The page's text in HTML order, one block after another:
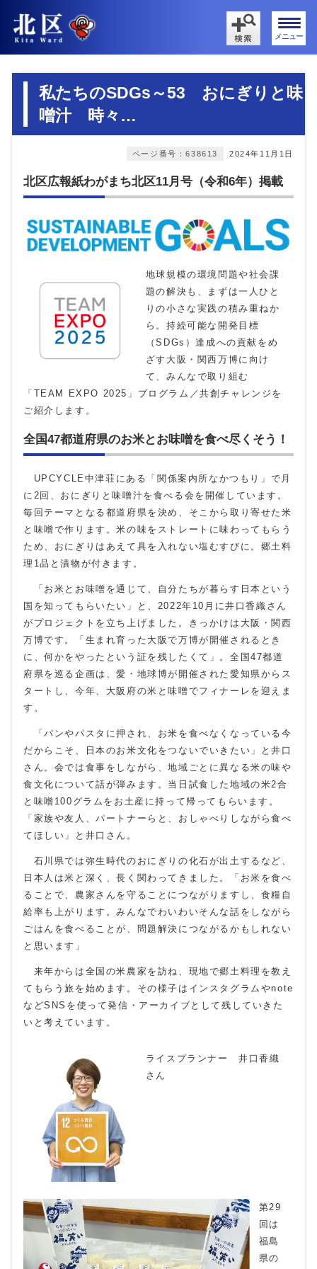
メニュー
私たちのSDGs～53 おにぎりと味
噌汁 時々…
2024年11月1日
ページ番号：638613
北区広報紙わがまち北区11月号（令和6年）掲載
地球規模の環境問題や社会課
題の解決も、まずは一人ひと
りの小さな実践の積み重ねか
ら。持続可能な開発目標
（SDGs）達成への貢献をめ
ざす大阪・関西万博に向け
て、みんなで取り組む
「TEAM EXPO 2025」プログラム／共創チャレンジを
ご紹介します。
全国47都道府県のお米とお味噌を食べ尽くそう！
UPCYCLE 中津荘にある「関係案内所なかつもり」で月
に 2 回、おにぎりと味噌汁を食べる会を開催しています。
毎回テーマとなる都道府県を決め、そこから取り寄せた米
と味噌で作ります。米の味をストレートに味わってもらう
ため、おにぎりはあえて具を入れない塩むすびに。郷土料
理1品と漬物が付きます。
「お米とお味噌を通じて、自分たちが暮らす日本という
国を知ってもらいたい」と、 2022年 10 月に井口香織さん
がプロジェクトを立ち上げました。きっかけは大阪・関西
万博です。「生まれ育った大阪で万博が開催されるとき
に、何かをやったという証を残したくて」。全国47都道
府県を巡る企画は、愛・地球博が開催された愛知県からス
タートし、今年、大阪府の米と味噌でフィナーレを迎えま
す。
「パンやパスタに押され、お米を食べなくなっている今
だからこそ、日本のお米文化をつないでいきたい」と井口
さん。会では食事をしながら、地域ごとに異なる米の味や
食文化について話が弾みます。当日試食した地域の米2合
と味噌 100 グラムをお土産に持って帰ってもらいます。
「家族や友人、パートナーらと、おしゃべりしながら食べ
てほしい」と井口さん。
石川県では弥生時代のおにぎりの化石が出土するなど、
日本人は米と深く、長く関わってきました。「お米を食べ
ることで、農家さんを守ることにつながりますし、食糧自
給率も上がります。みんなでわいわいそんな話をしながら
ごはんを食べることが、問題解決につながるかもしれない
と思います」
来年からは全国の米農家を訪ね、現地で郷土料理を教え
てもらう旅を始めます。その様子はインスタグラムやnote
などSNS を使って発信・アーカイブとして残していきた
いと考えています。
ライスプランナー 井口香織
さん
第29
回は
福島
県の